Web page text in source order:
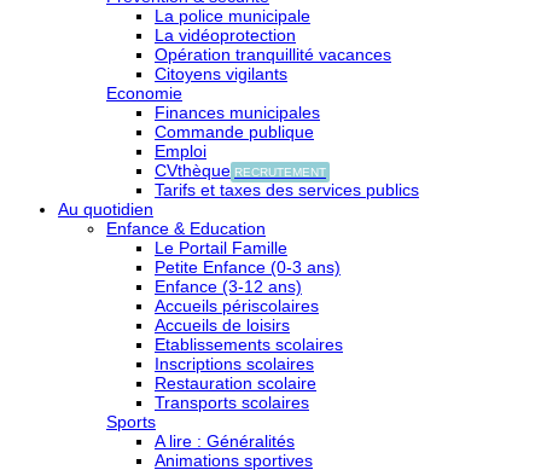
La police municipale
La vidéoprotection
Opération tranquillité vacances
Citoyens vigilants
Economie
Finances municipales
Commande publique
Emploi
CVthèque RECRUTEMENT
Tarifs et taxes des services publics
Au quotidien
Enfance & Education
Le Portail Famille
Petite Enfance (0-3 ans)
Enfance (3-12 ans)
Accueils périscolaires
Accueils de loisirs
Etablissements scolaires
Inscriptions scolaires
Restauration scolaire
Transports scolaires
Sports
A lire : Généralités
Animations sportives